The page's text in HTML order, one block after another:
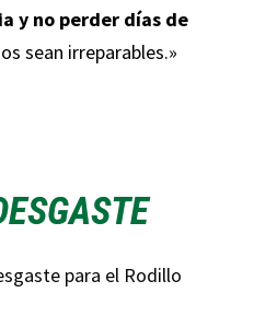
y no perder días de
sean irreparables.»